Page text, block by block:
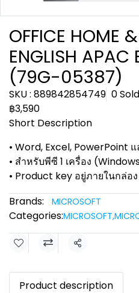
OFFICE HOME
ENGLISH APAC
(79G-05387)
SKU : 889842854749 0 Sold
฿3,590
Short Description
• Word, Excel, PowerPoint
• สำหรับพีซี 1 เครื่อง
• Product key อยู่ภายในกล่
Brands:
MICROSOFT
Categories:MICROSOFT,
Share
Product description